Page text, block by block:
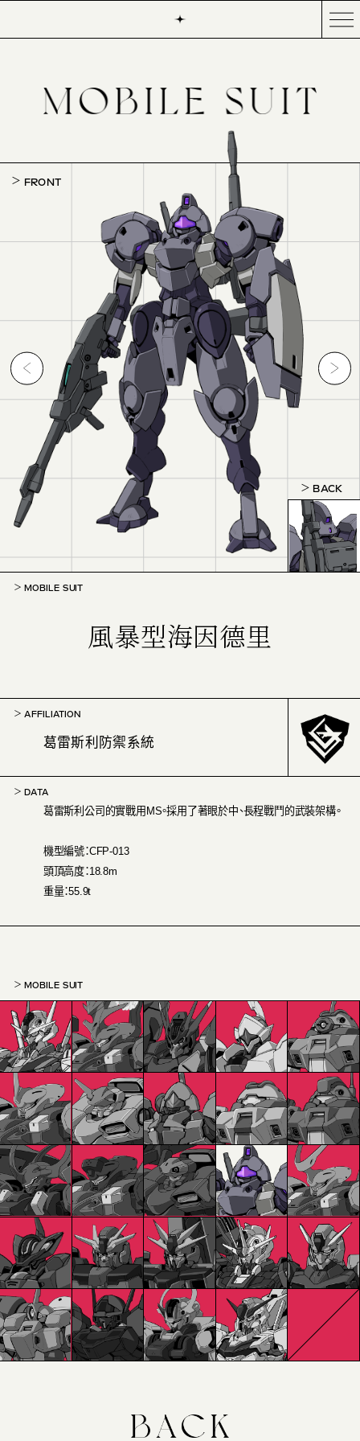
FRONT
BACK
MOBILE SUIT
風暴型海因德里
AFFILIATION
葛雷斯利防禦系統
DATA
葛雷斯利公司的實戰用MS。採用了著眼於中、長程戰鬥的武裝架構。
機型編號：CFP-013
頭頂高度：18.8m
重量：55.9t
MOBILE SUIT